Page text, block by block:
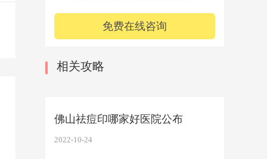
免费在线咨询
相关攻略
佛山祛痘印哪家好医院公布
2022-10-24